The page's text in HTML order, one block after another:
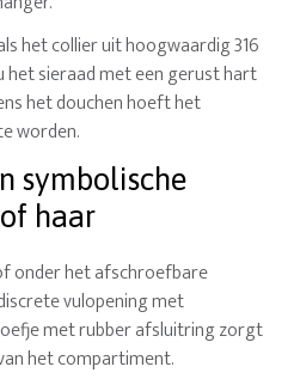
het collier uit hoogwaardig 316
het sieraad met een gerust hart
het douchen hoeft het
worden.
symbolische
haar
onder het afschroefbare
vulopening met
met rubber afsluitring zorgt
het compartiment.